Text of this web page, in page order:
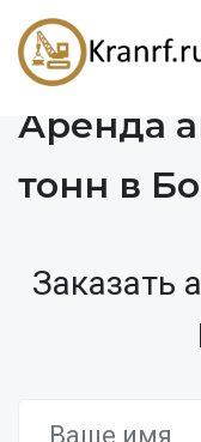
Аренда
тонн в
Заказать